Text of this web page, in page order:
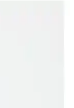
Tişörtleri
İçin
polo tişörtleri,
Her iki ürün